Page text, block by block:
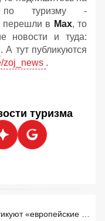
по туризму -
в Мах, то
новости и туда:
. А тут публикуются
zoj_news .
туризма